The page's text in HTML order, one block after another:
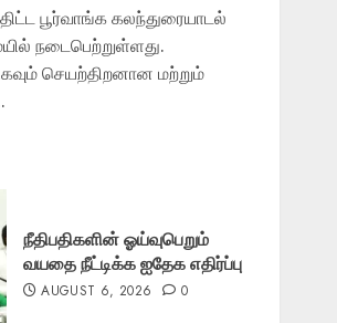
பூர்வாங்க கலந்துரையாடல்
நடைபெற்றுள்ளது.
செயற்திறனான மற்றும்
நீதிபதிகளின் ஓய்வுபெறும்
வயதை நீட்டிக்க ஐதேக எதிர்ப்பு
AUGUST 6, 2026 0